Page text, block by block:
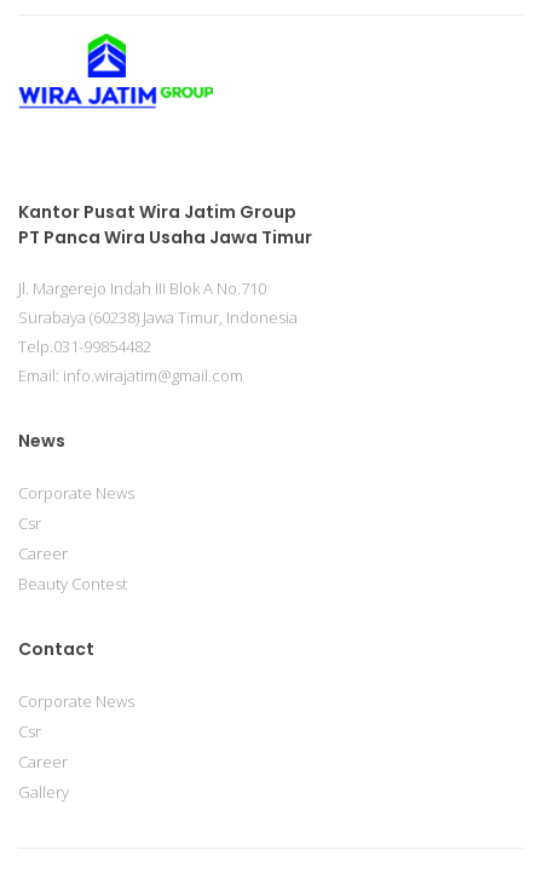
Kantor Pusat Wira Jatim Group
PT Panca Wira Usaha Jawa Timur
Jl. Margerejo Indah III Blok A No.710
Surabaya (60238) Jawa Timur, Indonesia
Telp.031-99854482
Email: info.wirajatim@gmail.com
News
Corporate News
Csr
Career
Beauty Contest
Contact
Corporate News
Csr
Career
Gallery